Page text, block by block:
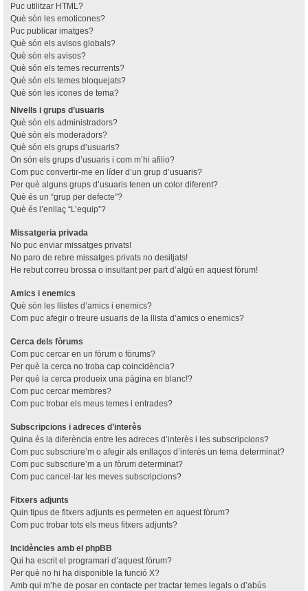
Puc utilitzar HTML?
Què són les emoticones?
Puc publicar imatges?
Què són els avisos globals?
Què són els avisos?
Què són els temes recurrents?
Què són els temes bloquejats?
Què són les icones de tema?
Nivells i grups d’usuaris
Què són els administradors?
Què són els moderadors?
Què són els grups d’usuaris?
On són els grups d’usuaris i com m’hi afilio?
Com puc convertir-me en líder d’un grup d’usuaris?
Per què alguns grups d’usuaris tenen un color diferent?
Què és un “grup per defecte”?
Què és l’enllaç “L’equip”?
Missatgeria privada
No puc enviar missatges privats!
No paro de rebre missatges privats no desitjats!
He rebut correu brossa o insultant per part d’algú en aquest fòrum!
Amics i enemics
Què són les llistes d’amics i enemics?
Com puc afegir o treure usuaris de la llista d’amics o enemics?
Cerca dels fòrums
Com puc cercar en un fòrum o fòrums?
Per què la cerca no troba cap coincidència?
Per què la cerca produeix una pàgina en blanc!?
Com puc cercar membres?
Com puc trobar els meus temes i entrades?
Subscripcions i adreces d’interès
Quina és la diferència entre les adreces d’interès i les subscripcions?
Com puc subscriure’m o afegir als enllaços d’interès un tema determinat?
Com puc subscriure’m a un fòrum determinat?
Com puc cancel·lar les meves subscripcions?
Fitxers adjunts
Quin tipus de fitxers adjunts es permeten en aquest fòrum?
Com puc trobar tots els meus fitxers adjunts?
Incidències amb el phpBB
Qui ha escrit el programari d’aquest fòrum?
Per què no hi ha disponible la funció X?
Amb qui m’he de posar en contacte per tractar temes legals o d’abús